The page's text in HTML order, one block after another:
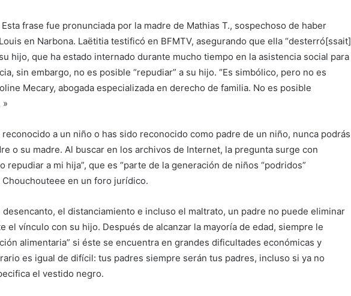
Esta frase fue pronunciada por la madre de Mathias T., sospechoso de haber
en Narbona. Laëtitia testificó en BFMTV, asegurando que ella “desterró[ssait]
hijo, que ha estado internado durante mucho tiempo en la asistencia social para
sin embargo, no es posible “repudiar” a su hijo. “Es simbólico, pero no es
Mecary, abogada especializada en derecho de familia. No es posible
»
reconocido a un niño o has sido reconocido como padre de un niño, nunca podrás
o su madre. Al buscar en los archivos de Internet, la pregunta surge con
repudiar a mi hija”, que es “parte de la generación de niños “podridos”
Chouchouteee en un foro jurídico.
desencanto, el distanciamiento e incluso el maltrato, un padre no puede eliminar
el vínculo con su hijo. Después de alcanzar la mayoría de edad, siempre le
alimentaria” si éste se encuentra en grandes dificultades económicas y
es igual de difícil: tus padres siempre serán tus padres, incluso si ya no
el vestido negro.